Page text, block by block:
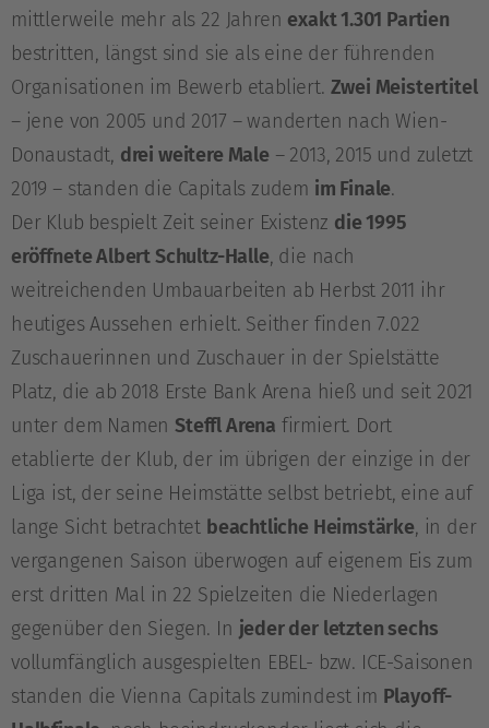
mittlerweile mehr als 22 Jahren exakt 1.301 Partien
bestritten, längst sind sie als eine der führenden
Organisationen im Bewerb etabliert. Zwei Meistertitel
– jene von 2005 und 2017 – wanderten nach Wien-
Donaustadt, drei weitere Male – 2013, 2015 und zuletzt
2019 – standen die Capitals zudem im Finale.
Der Klub bespielt Zeit seiner Existenz die 1995
eröffnete Albert Schultz-Halle, die nach
weitreichenden Umbauarbeiten ab Herbst 2011 ihr
heutiges Aussehen erhielt. Seither finden 7.022
Zuschauerinnen und Zuschauer in der Spielstätte
Platz, die ab 2018 Erste Bank Arena hieß und seit 2021
unter dem NamenSteffl Arena firmiert. Dort
etablierte der Klub, der im übrigen der einzige in der
Liga ist, der seine Heimstätte selbst betriebt, eine auf
lange Sicht betrachtet beachtliche Heimstärke, in der
vergangenen Saison überwogen auf eigenem Eis zum
erst dritten Mal in 22 Spielzeiten die Niederlagen
gegenüber den Siegen. In jeder der letzten sechs
vollumfänglich ausgespielten EBEL- bzw. ICE-Saisonen
standen die Vienna Capitals zumindest im Playoff-